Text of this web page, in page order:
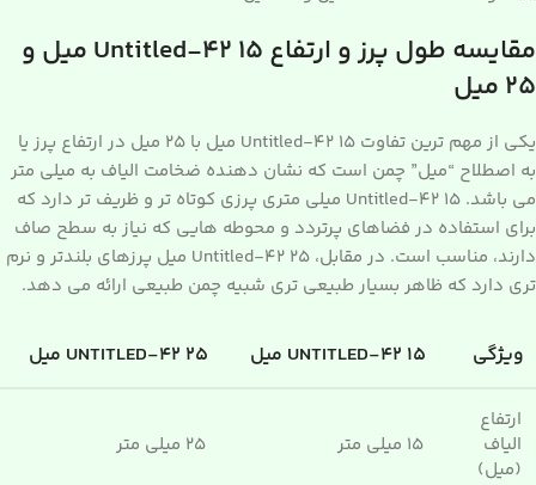
مقایسه طول پرز و ارتفاع Untitled-42 15 میل و
25 میل
یکی از مهم ترین تفاوت Untitled-42 15 میل با 25 میل در ارتفاع پرز یا
به اصطلاح “میل” چمن است که نشان دهنده ضخامت الیاف به میلی متر
می باشد. Untitled-42 15 میلی متری پرزی کوتاه تر و ظریف تر دارد که
برای استفاده در فضاهای پرتردد و محوطه هایی که نیاز به سطح صاف
دارند، مناسب است. در مقابل، Untitled-42 25 میل پرزهای بلندتر و نرم
تری دارد که ظاهر بسیار طبیعی تری شبیه چمن طبیعی ارائه می دهد.
ویژگی UNTITLED-42 15 میل UNTITLED-42 25 میل
ارتفاع
الیاف
(میل)
15 میلی متر 25 میلی متر